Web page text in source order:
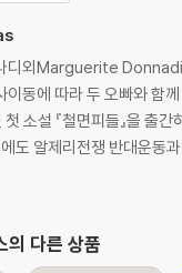
디외Marguerite
이동에 따라 두 오빠와 함
출간하면서 본격적인 작품활동을 시작한다. 이차
도 알제리전쟁 반대운동
의 다른 상품